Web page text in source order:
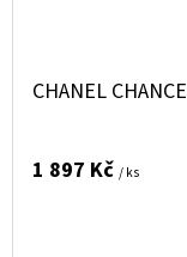
CHANEL
1 897 Kč / ks